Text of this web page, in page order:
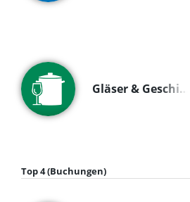
Gläser & Geschi…
Top 4 (Buchungen)